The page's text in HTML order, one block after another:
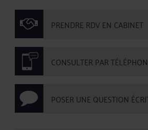
PRENDRE RDV EN CABINET
CONSULTER PAR
POSER UNE QUESTION